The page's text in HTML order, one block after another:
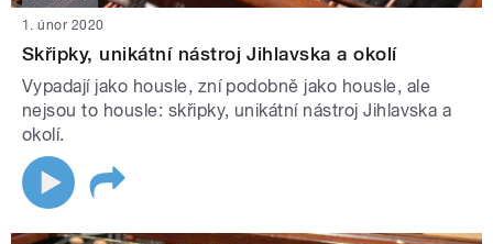
1. únor 2020
Skřipky, unikátní nástroj Jihlavska a okolí
Vypadají jako housle, zní podobně jako housle, ale
nejsou to housle: skřipky, unikátní nástroj Jihlavska a
okolí.